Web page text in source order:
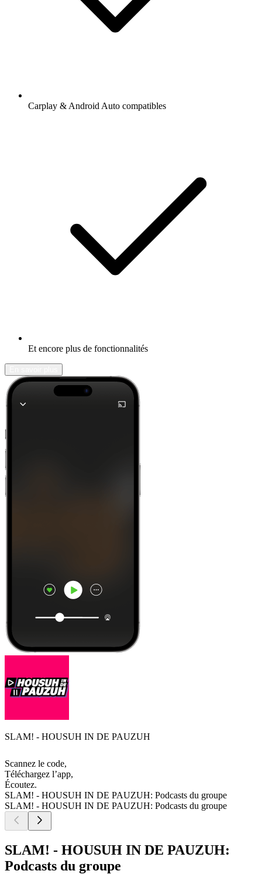
Carplay & Android Auto compatibles
Et encore plus de fonctionnalités
SLAM! - HOUSUH IN DE PAUZUH
Scannez le code,
Téléchargez l’app,
Écoutez.
SLAM! - HOUSUH IN DE PAUZUH: Podcasts du groupe
SLAM! - HOUSUH IN DE PAUZUH: Podcasts du groupe
SLAM! - HOUSUH IN DE PAUZUH:
Podcasts du groupe